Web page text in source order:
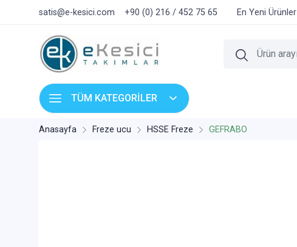
satis@e-kesici.com +90 (0) 216 / 452 75 65 En Yeni Ürünler
TÜM KATEGORİLER
Anasayfa Freze ucu HSSE Freze GEFRABO